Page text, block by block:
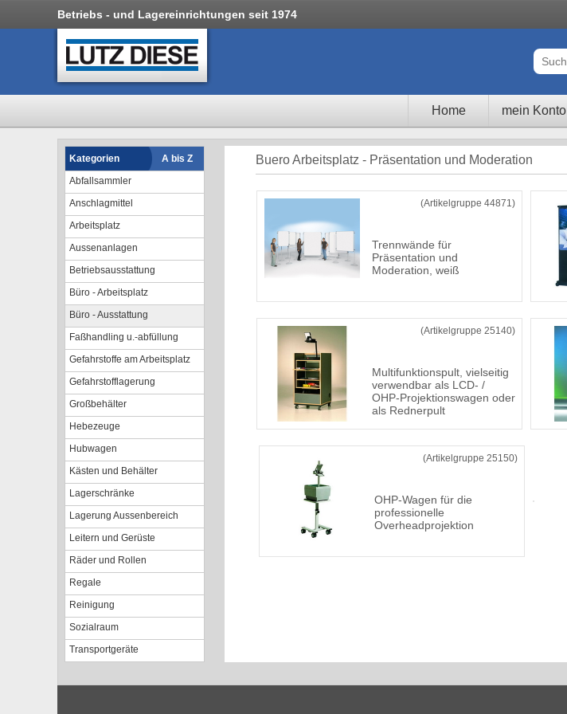
Betriebs - und Lagereinrichtungen seit 1974
Home mein Konto
Kategorien
A bis Z
Abfallsammler
Anschlagmittel
Arbeitsplatz
Aussenanlagen
Betriebsausstattung
Büro - Arbeitsplatz
Büro - Ausstattung
Faßhandling u.-abfüllung
Gefahrstoffe am Arbeitsplatz
Gefahrstofflagerung
Großbehälter
Hebezeuge
Hubwagen
Kästen und Behälter
Lagerschränke
Lagerung Aussenbereich
Leitern und Gerüste
Räder und Rollen
Regale
Reinigung
Sozialraum
Transportgeräte
Buero Arbeitsplatz - Präsentation und Moderation
(Artikelgruppe 44871)
Trennwände für
Präsentation und
Moderation, weiß
(Artikelgruppe 25140)
Multifunktionspult, vielseitig
verwendbar als LCD- /
OHP-Projektionswagen oder
als Rednerpult
(Artikelgruppe 25150)
OHP-Wagen für die
professionelle
Overheadprojektion